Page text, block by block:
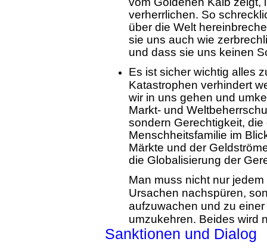
verherrlichen. So
über die Welt
sie uns auch wie
und dass sie uns keinen
Es ist sicher wichtig alles
Katastrophen verhindert
wir in uns gehen und
Markt- und
sondern Gerechtigkeit,
Menschheitsfamilie im
Märkte und der
die Globalisierung der
Man muss nicht nur
Ursachen nachspüren,
aufzuwachen und zu
umzukehren. Beides wird
Sanktionen und Dialog